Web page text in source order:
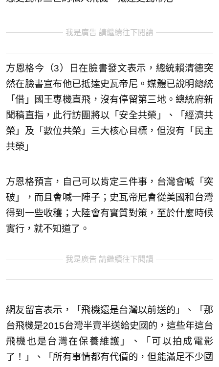
我是廣告 請繼續往下閱讀
方恩格今（3）日在臉書發文表示，總統賴清德突
然在臉書宣布他已抵達史瓦帝尼。媒體已說明總統
「借」國王專機直飛，沒有停留第三地。總統府新
聞稿直指，此行訪團將以「安全共榮」、「經濟共
榮」及「數位共榮」三大核心目標，但沒有「民主
共榮」
方恩格預言，自己可以肯定三件事，台灣會喊「突
破」，而且會喊一陣子；史瓦帝尼會從美國和台灣
得到一些收穫；大陸會有實質對策，至於什麼時候
實行，就不知道了。
我是廣告 請繼續往下閱讀
網友留言表示，「飛機還是台灣以前送的」、「那
台飛機是2015台灣半賣半送給史國的，這些年這台
飛機也是台灣在保養維護」、「可以拍成電影
了！」、「所有事情都有代價的，但能滿足不少國